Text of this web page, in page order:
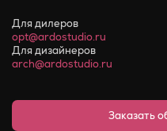
Для дилеров
opt@ardostudio.ru
Для дизайнеров
arch@ardostudio.ru
Заказать